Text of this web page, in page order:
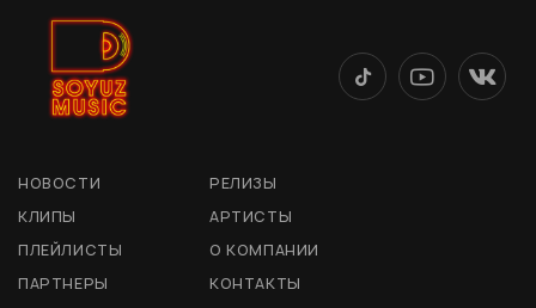
НОВОСТИ
РЕЛИЗЫ
КЛИПЫ
АРТИСТЫ
ПЛЕЙЛИСТЫ
О КОМПАНИИ
ПАРТНЕРЫ
КОНТАКТЫ